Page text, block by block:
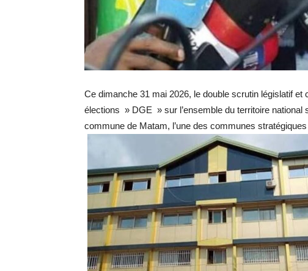
Ce dimanche 31 mai 2026, le double scrutin législatif
élections » DGE » sur l’ensemble du territoire national
commune de Matam, l’une des communes